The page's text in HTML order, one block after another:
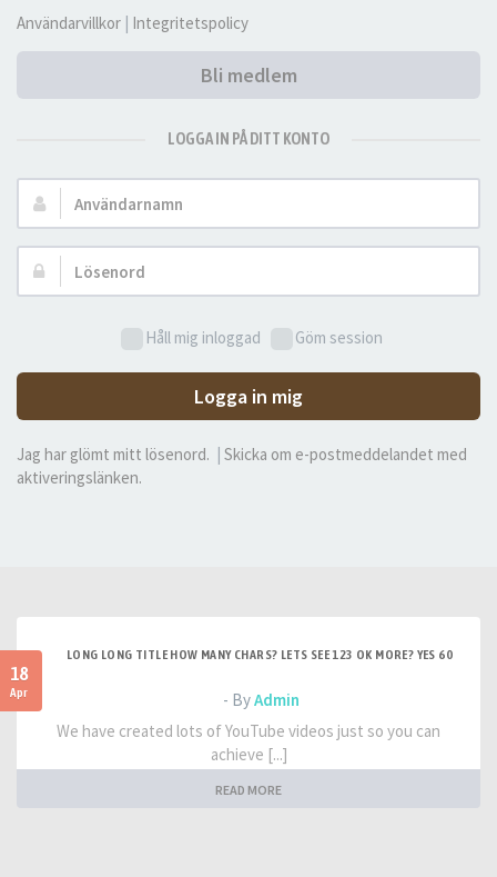
Användarvillkor | Integritetspolicy
Bli medlem
LOGGA IN PÅ DITT KONTO
Användarnamn:
Lösenord:
Håll mig inloggad Göm session
Logga in mig
Jag har glömt mitt lösenord.
Skicka om e-postmeddelandet med
aktiveringslänken.
18
Apr
LONG LONG TITLE HOW MANY CHARS? LETS SEE 123 OK MORE? YES 60
- ByAdmin
We have created lots of YouTube videos just so you can
achieve [...]
READ MORE